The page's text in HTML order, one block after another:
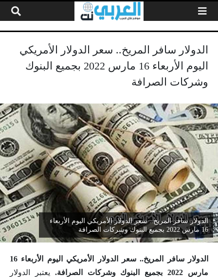
الدولار سافر المريخ.. سعر الدولار الأمريكي
اليوم الأربعاء 16 مارس 2022 بجميع البنوك
وشركات الصرافة
الدولار سافر المريخ.. سعر الدولار الأمريكي اليوم الأربعاء
16 مارس 2022 بجميع البنوك وشركات الصرافة
الدولار سافر المريخ.. سعر الدولار الأمريكي اليوم الأربعاء 16
مارس 2022 بجميع البنوك وشركات الصرافة.
يعتبر الدولار